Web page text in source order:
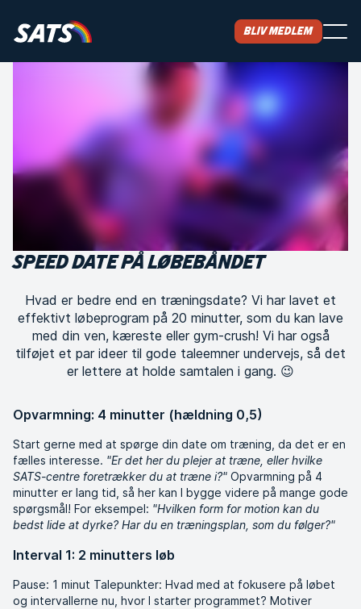
Bliv medlem
SPEED DATE PÅ LØBEBÅNDET
Hvad er bedre end en træningsdate? Vi har lavet et
effektivt løbeprogram på 20 minutter, som du kan lave
med din ven, kæreste eller gym-crush! Vi har også
tilføjet et par ideer til gode taleemner undervejs, så det
er lettere at holde samtalen i gang. 😉
Opvarmning: 4 minutter (hældning 0,5)
Start gerne med at spørge din date om træning, da det er en
fælles interesse. "Er det her du plejer at træne, eller hvilke
SATS-centre foretrækker du at træne i?" Opvarmning på 4
minutter er lang tid, så her kan I bygge videre på mange gode
spørgsmål! For eksempel: "Hvilken form for motion kan du
bedst lide at dyrke? Har du en træningsplan, som du følger?"
Interval 1: 2 minutters løb
Pause: 1 minut Talepunkter: Hvad med at fokusere på løbet
og intervallerne nu, hvor I starter programmet? Motiver